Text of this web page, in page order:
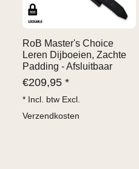
RoB Master's Choice
Leren Dijboeien, Zachte
Padding - Afsluitbaar
€209,95 *
* Incl. btw Excl.
Verzendkosten